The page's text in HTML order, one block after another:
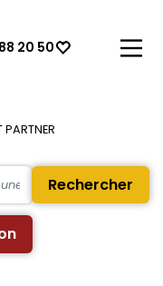
20 50
PARTNER
Rechercher